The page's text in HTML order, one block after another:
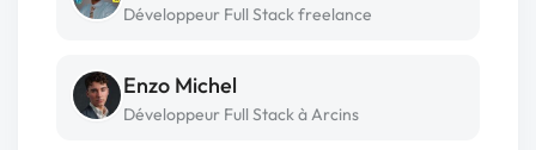
Développeur Full Stack freelance
Enzo Michel
Développeur Full Stack à Arcins